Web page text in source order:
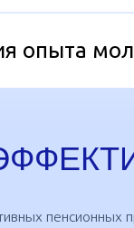
опыта